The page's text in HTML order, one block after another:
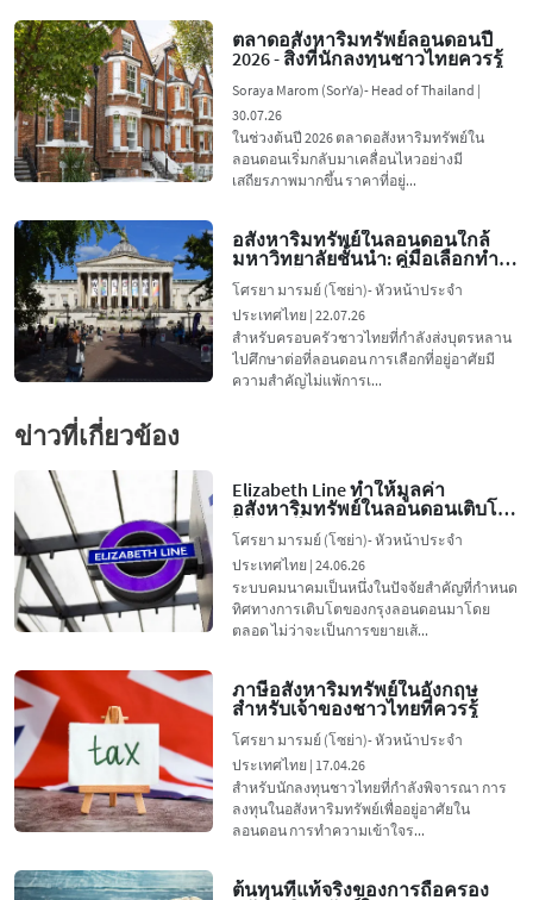
ตลาดอสังหาริมทรัพย์ลอนดอนปี
2026 - สิ่งที่นักลงทุนชาวไทยควรรู้
Soraya Marom (SorYa)- Head of Thailand |
30.07.26
ในช่วงต้นปี 2026 ตลาดอสังหาริมทรัพย์ใน
ลอนดอนเริ่มกลับมาเคลื่อนไหวอย่างมี
เสถียรภาพมากขึ้น ราคาที่อยู่...
อสังหาริมทรัพย์ในลอนดอนใกล้
มหาวิทยาลัยชั้นนำ: คู่มือเลือกทำเล
สำหรับผู้ปกครองชาวไทย
โศรยา มารมย์ (โซย่า)- หัวหน้าประจำ
ประเทศไทย | 22.07.26
สำหรับครอบครัวชาวไทยที่กำลังส่งบุตรหลาน
ไปศึกษาต่อที่ลอนดอน การเลือกที่อยู่อาศัยมี
ความสำคัญไม่แพ้การเ...
ข่าวที่เกี่ยวข้อง
Elizabeth Line ทำให้มูลค่า
อสังหาริมทรัพย์ในลอนดอนเติบโต
ได้อย่างไร
โศรยา มารมย์ (โซย่า)- หัวหน้าประจำ
ประเทศไทย | 24.06.26
ระบบคมนาคมเป็นหนึ่งในปัจจัยสำคัญที่กำหนด
ทิศทางการเติบโตของกรุงลอนดอนมาโดย
ตลอด ไม่ว่าจะเป็นการขยายเส้...
ภาษีอสังหาริมทรัพย์ในอังกฤษ
สำหรับเจ้าของชาวไทยที่ควรรู้
โศรยา มารมย์ (โซย่า)- หัวหน้าประจำ
ประเทศไทย | 17.04.26
สำหรับนักลงทุนชาวไทยที่กำลังพิจารณา การ
ลงทุนในอสังหาริมทรัพย์เพื่ออยู่อาศัยใน
ลอนดอน การทำความเข้าใจร...
ต้นทุนที่แท้จริงของการถือครอง